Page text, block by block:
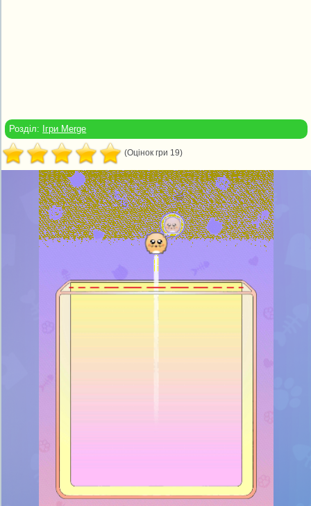
Розділ: Ігри Merge
(Оцінок гри 19)